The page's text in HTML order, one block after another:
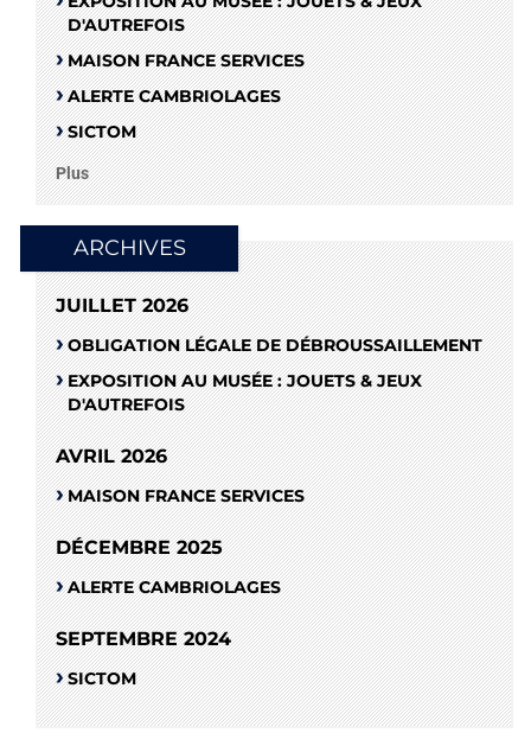
D'AUTREFOIS
MAISON FRANCE SERVICES
ALERTE CAMBRIOLAGES
SICTOM
Plus
ARCHIVES
JUILLET 2026
OBLIGATION LÉGALE DE DÉBROUSSAILLEMENT
EXPOSITION AU MUSÉE : JOUETS & JEUX
D'AUTREFOIS
AVRIL 2026
MAISON FRANCE SERVICES
DÉCEMBRE 2025
ALERTE CAMBRIOLAGES
SEPTEMBRE 2024
SICTOM